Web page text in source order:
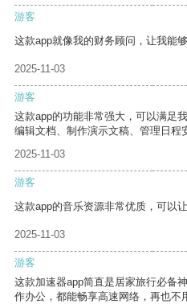
游客
这款app就像我的财务顾问，让我能够
2025-11-03
游客
这款app的功能非常强大，可以满足
编辑文档、制作演示文稿、管理日程
2025-11-03
游客
这款app的音乐资源非常优质，可以
2025-11-03
游客
这款加速器app简直是居家旅行必备
作办公，都能畅享高速网络，再也不